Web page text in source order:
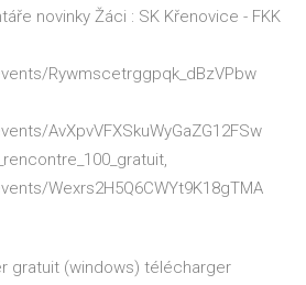
novinky Žáci : SK Křenovice - FKK
Rywmscetrggpqk_dBzVPbw
AvXpvVFXSkuWyGaZG12FSw
Wexrs2H5Q6CWYt9K18gTMA
gratuit (windows) télécharger